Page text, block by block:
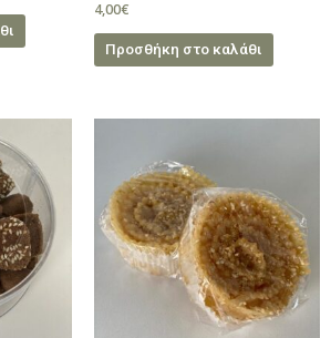
4,00€
Προσθήκη στο καλάθι